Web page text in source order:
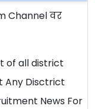
Channel वर
of all district
Any Disctrict
News For